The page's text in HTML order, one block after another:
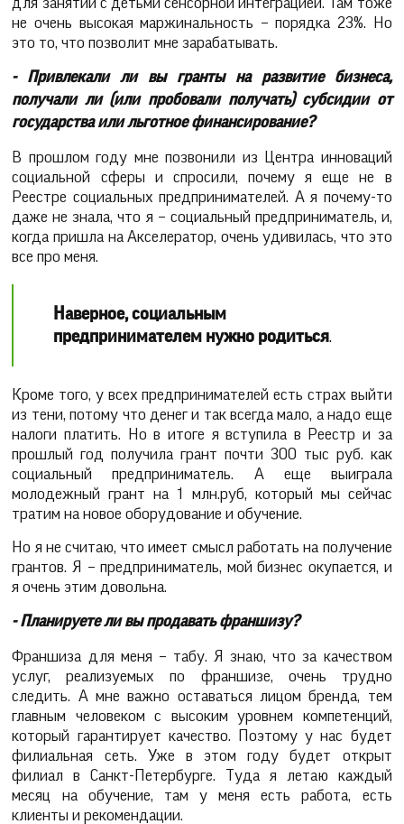
не очень высокая маржинальность – порядка 23%. Но
это то, что позволит мне зарабатывать.
- Привлекали ли вы гранты на развитие бизнеса,
получали ли (или пробовали получать) субсидии от
государства или льготное финансирование?
В прошлом году мне позвонили из Центра инноваций
социальной сферы и спросили, почему я еще не в
Реестре социальных предпринимателей. А я почему-то
даже не знала, что я – социальный предприниматель, и,
когда пришла на Акселератор, очень удивилась, что это
все про меня.
Наверное, социальным
предпринимателем нужно родиться.
Кроме того, у всех предпринимателей есть страх выйти
из тени, потому что денег и так всегда мало, а надо еще
налоги платить. Но в итоге я вступила в Реестр и за
прошлый год получила грант почти 300 тыс руб. как
социальный предприниматель. А еще выиграла
молодежный грант на 1 млн.руб, который мы сейчас
тратим на новое оборудование и обучение.
Но я не считаю, что имеет смысл работать на получение
грантов. Я – предприниматель, мой бизнес окупается, и
я очень этим довольна.
- Планируете ли вы продавать франшизу?
Франшиза для меня – табу. Я знаю, что за качеством
услуг, реализуемых по франшизе, очень трудно
следить. А мне важно оставаться лицом бренда, тем
главным человеком с высоким уровнем компетенций,
который гарантирует качество. Поэтому у нас будет
филиальная сеть. Уже в этом году будет открыт
филиал в Санкт-Петербурге. Туда я летаю каждый
месяц на обучение, там у меня есть работа, есть
клиенты и рекомендации.